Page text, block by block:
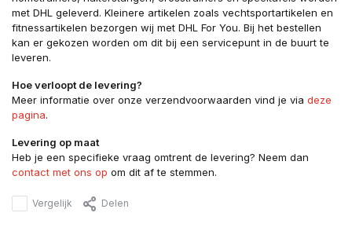
met DHL geleverd. Kleinere artikelen zoals vechtsportartikelen en
fitnessartikelen bezorgen wij met DHL For You. Bij het bestellen
kan er gekozen worden om dit bij een servicepunt in de buurt te
leveren.
Hoe verloopt de levering?
Meer informatie over onze verzendvoorwaarden vind je via deze
pagina.
Levering op maat
Heb je een specifieke vraag omtrent de levering? Neem dan
contact met ons op om dit af te stemmen.
Vergelijk Delen